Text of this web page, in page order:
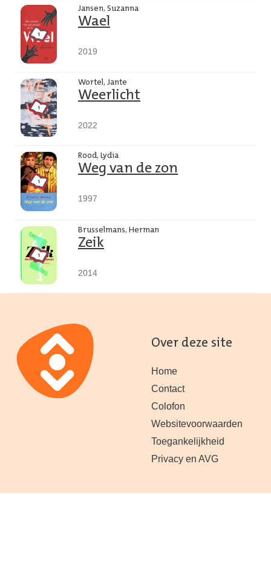
Jansen, Suzanna
Wael
2019
Wortel, Jante
Weerlicht
2022
Rood, Lydia
Weg van de zon
1997
Brusselmans, Herman
Zeik
2014
Over deze site
Home
Contact
Colofon
Websitevoorwaarden
Toegankelijkheid
Privacy en AVG